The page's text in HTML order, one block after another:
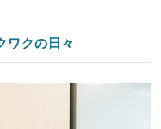
ワクの日々